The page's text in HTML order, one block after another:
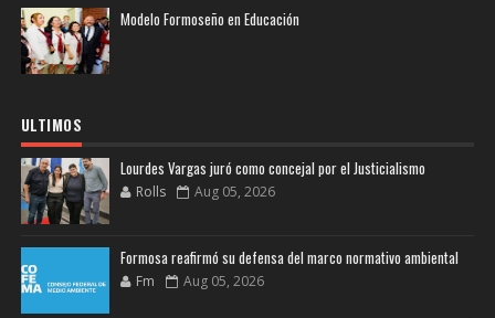
Modelo Formoseño en Educación
ULTIMOS
Lourdes Vargas juró como concejal por el Justicialismo
Rolls Aug 05, 2026
Formosa reafirmó su defensa del marco normativo ambiental
Fm Aug 05, 2026